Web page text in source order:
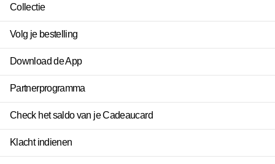
Collectie
Volg je bestelling
Download de App
Partnerprogramma
Check het saldo van je Cadeaucard
Klacht indienen